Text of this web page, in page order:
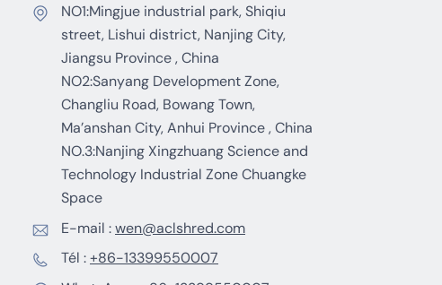
NO1:Mingjue industrial park, Shiqiu
street, Lishui district, Nanjing City,
Jiangsu Province , China
NO2:Sanyang Development Zone,
Changliu Road, Bowang Town,
Ma’anshan City, Anhui Province , China
NO.3:Nanjing Xingzhuang Science and
Technology Industrial Zone Chuangke
Space
E-mail :wen@aclshred.com
Tél :+86-13399550007